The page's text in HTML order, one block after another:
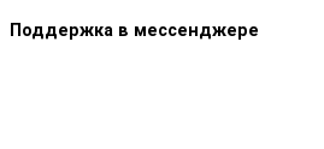
Поддержка в мессенджере